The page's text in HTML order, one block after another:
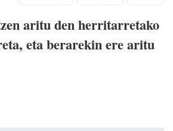
aritu den herritarretako
eta berarekin ere aritu